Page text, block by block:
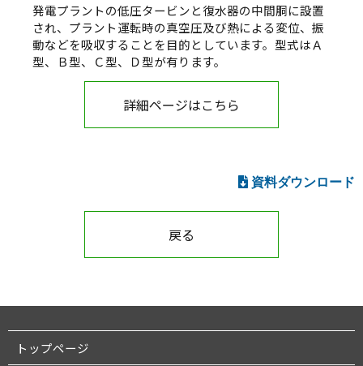
発電プラントの低圧タービンと復水器の中間胴に設置
され、プラント運転時の真空圧及び熱による変位、振
動などを吸収することを目的としています。型式はＡ
型、Ｂ型、Ｃ型、Ｄ型が有ります。
詳細ページはこちら
資料ダウンロード
戻る
トップページ